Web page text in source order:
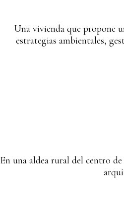
Una vivienda que propone
estrategias ambientales,
En una aldea rural del centro